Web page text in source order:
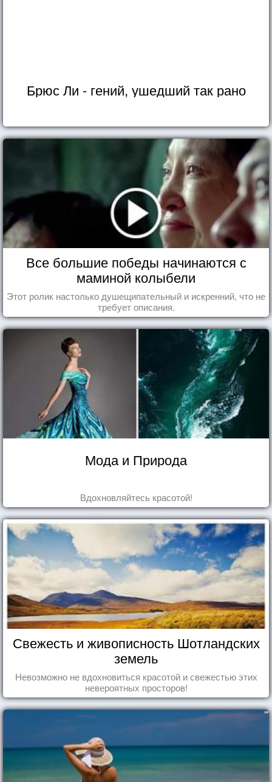
Брюс Ли - гений, ушедший так рано
Все большие победы начинаются с
маминой колыбели
Этот ролик настолько душещипательный и искренний, что не
требует описания.
Мода и Природа
Вдохновляйтесь красотой!
Свежесть и живописность Шотландских
земель
Невозможно не вдохновиться красотой и свежестью этих
невероятных просторов!